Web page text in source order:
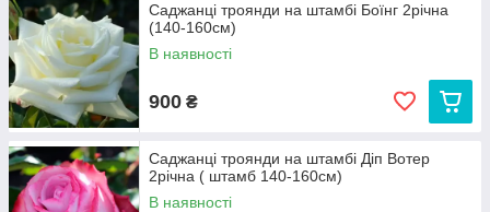
Саджанці троянди на штамбі Боїнг 2річна
(140-160см)
В наявності
900 ₴
Саджанці троянди на штамбі Діп Вотер
2річна ( штамб 140-160см)
В наявності